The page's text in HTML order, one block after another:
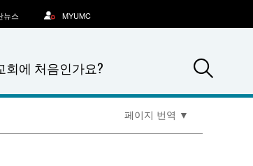
회에 처음인가요?
뉴스 MYUMC
페이지 번역 ▼